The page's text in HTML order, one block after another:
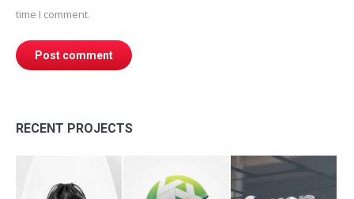
time I comment.
Post comment
RECENT PROJECTS